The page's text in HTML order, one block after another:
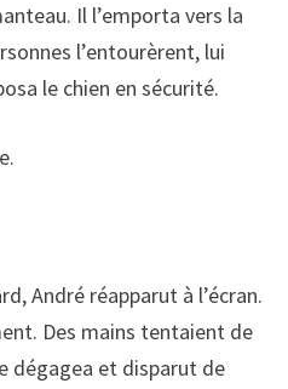
Il l’emporta vers la
l’entourèrent, lui
le chien en sécurité.
André réapparut à l’écran.
Des mains tentaient de
dégagea et disparut de